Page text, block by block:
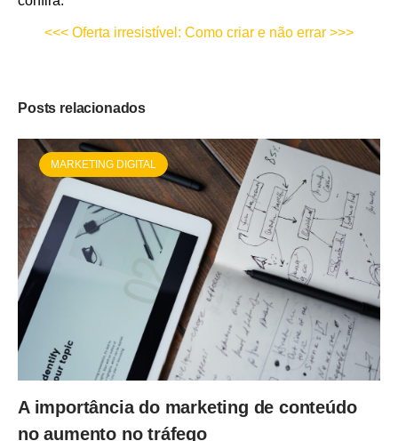
<<< Oferta irresistível: Como criar e não errar >>>
Posts relacionados
MARKETING DIGITAL
A importância do marketing de conteúdo
no aumento no tráfego